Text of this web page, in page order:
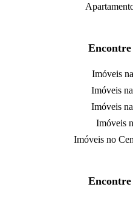
Imóveis
Imóveis
Imóveis
Imóveis
Imóveis no